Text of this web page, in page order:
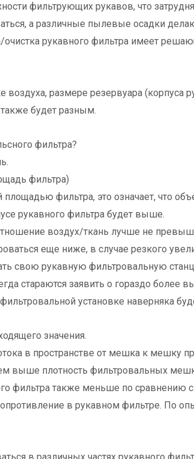
фильтрующих рукавов, что
а различные пылевые осадки
рукавного фильтра имеет
размере резервуара (корпуса
также будет разным.
фильтра?
фильтра)
фильтра, это означает, что
рукавного фильтра будет выше.
воздух/ткань лучше не
еще ниже, в случае резкого
свою рукавную фильтровальную
стараются заявить о гораздо более
установке наверняка
значения.
в пространстве от мешка к мешку
выше плотность фильтровальных
также меньше по сравнению с
в рукавном фильтре. По